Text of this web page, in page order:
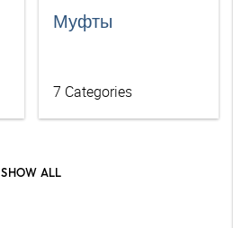
Муфты
7 Categories
SHOW ALL